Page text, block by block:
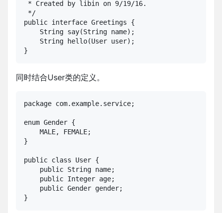
* Created by libin on 9/19/16.
*/
public interface Greetings {
    String say(String name);
    String hello(User user);
}
同时结合User类的定义。
package com.example.service;
enum Gender {
    MALE, FEMALE;
}
public class User {
    public String name;
    public Integer age;
    public Gender gender;
}